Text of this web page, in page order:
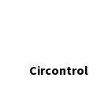
Circontrol